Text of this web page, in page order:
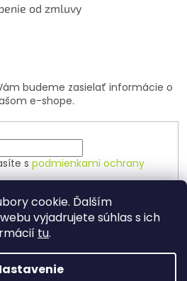
cookie. Ďalším
vyjadrujete súhlas s ich
tu.
od zmluvy
budeme zasielať informácie o
e-shope.
s podmienkami ochrany
Vytvoril Shoptet